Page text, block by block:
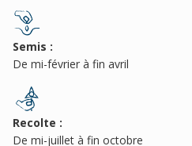
Semis :
De mi-février à fin avril
Recolte :
De mi-juillet à fin octobre